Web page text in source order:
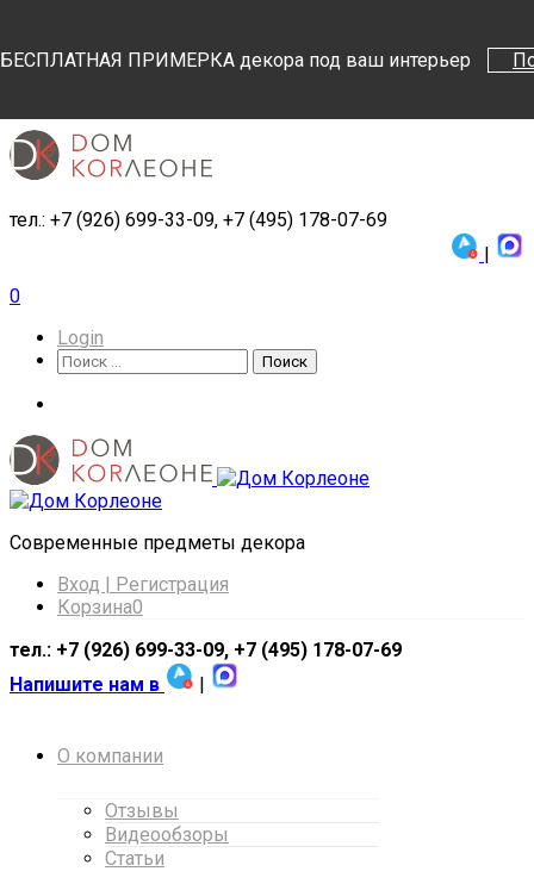
БЕСПЛАТНАЯ ПРИМЕРКА декора под ваш интерьер
тел.: +7 (926) 699-33-09, +7 (495) 178-07-69
|
0
Login
Поиск
Поиск
Cовременные предметы декора
Вход | Регистрация
Корзина0
тел.: +7 (926) 699-33-09, +7 (495) 178-07-69
Напишите нам в
|
О компании
Отзывы
Видеообзоры
Статьи